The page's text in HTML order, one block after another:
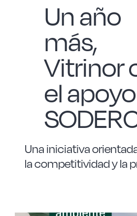
Un año
más,
Vitrinor
el
Una iniciativa
la competitividad y la